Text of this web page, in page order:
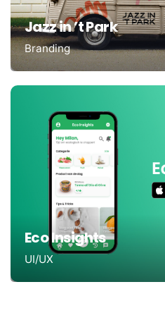
Jazz in ’t Park
Branding
Eco Insights
UI/UX